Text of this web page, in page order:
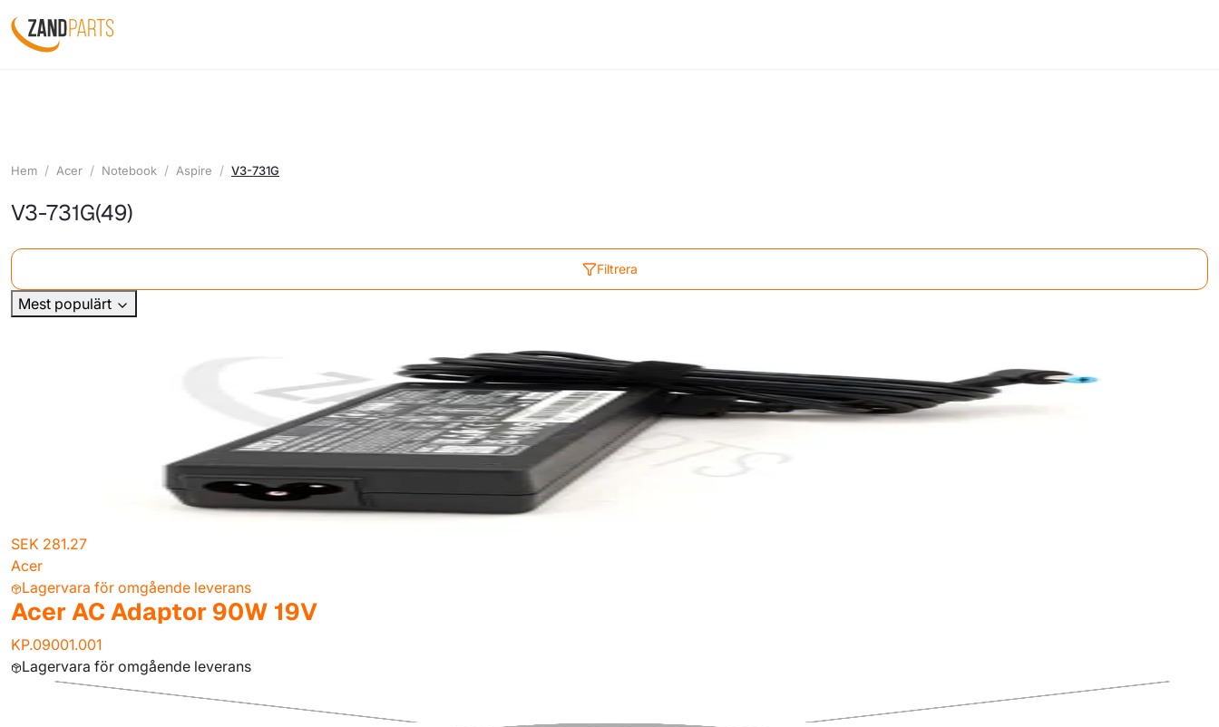
Hem Acer Notebook Aspire V3-731G
V3-731G(49)
Filtrera
Mest populärt
SEK 281.27
Acer
Lagervara för omgående leverans
Acer AC Adaptor 90W 19V
KP.09001.001
Lagervara för omgående leverans